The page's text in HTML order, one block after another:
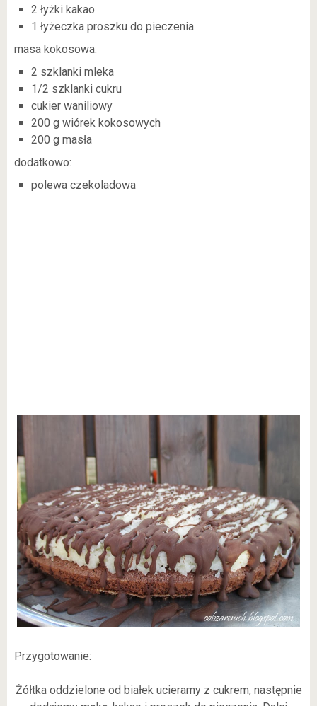
2 łyżki kakao
1 łyżeczka proszku do pieczenia
masa kokosowa:
2 szklanki mleka
1/2 szklanki cukru
cukier waniliowy
200 g wiórek kokosowych
200 g masła
dodatkowo:
polewa czekoladowa
Przygotowanie:
Żółtka oddzielone od białek ucieramy z cukrem, następnie